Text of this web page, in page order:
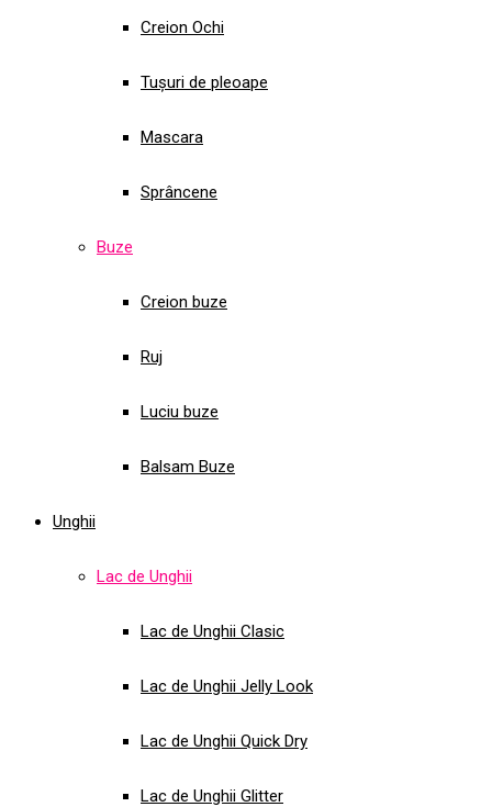
Creion Ochi
Tușuri de pleoape
Mascara
Sprâncene
Buze
Creion buze
Ruj
Luciu buze
Balsam Buze
Unghii
Lac de Unghii
Lac de Unghii Clasic
Lac de Unghii Jelly Look
Lac de Unghii Quick Dry
Lac de Unghii Glitter